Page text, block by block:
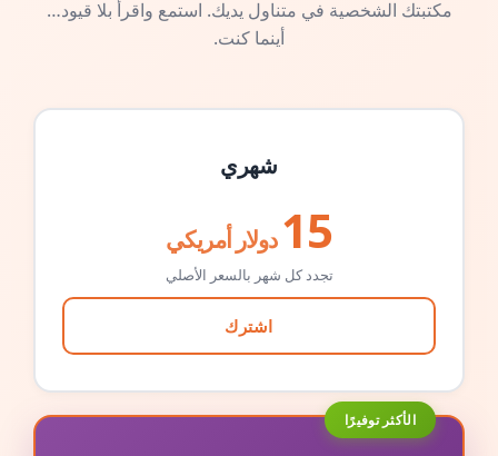
مكتبتك الشخصية في متناول يديك. استمع واقرأ بلا قيود…
أينما كنت.
شهري
15 دولار أمريكي
تجدد كل شهر بالسعر الأصلي
اشترك
الأكثر توفيرًا